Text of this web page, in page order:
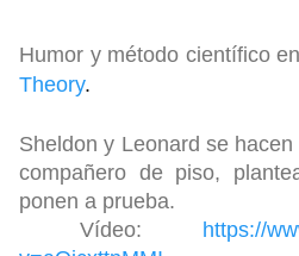
Humor y método científico
Theory.
Sheldon y Leonard se
compañero de piso,
ponen a prueba.
Vídeo: https://